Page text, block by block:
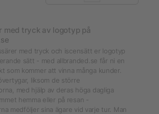
med tryck av logotyp på
med tryck och iscensätt er logotyp
sätt - med allbranded.se får ni en
som kommer att vinna många kunder.
liksom de större
med hjälp av deras höga dagliga
hemma eller på resan -
medföljer sina ägare vid varje tur. Man